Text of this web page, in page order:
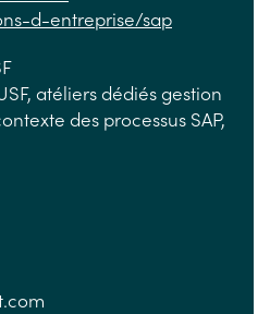
d-entreprise/sap
atéliers dédiés gestion
des processus SAP,